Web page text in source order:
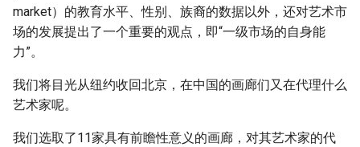
market）的教育水平、性别、族裔的数据以外，还对艺术市
场的发展提出了一个重要的观点，即“一级市场的自身能
力”。
我们将目光从纽约收回北京，在中国的画廊们又在代理什么
艺术家呢。
我们选取了11家具有前瞻性意义的画廊，对其艺术家的代